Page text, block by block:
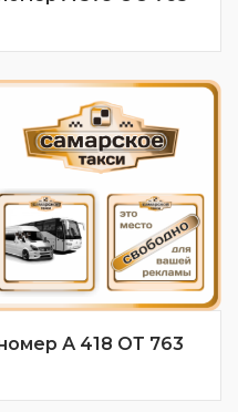
А 418 ОТ 763